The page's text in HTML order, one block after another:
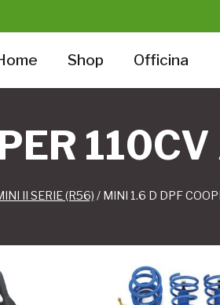
Shop Officina
II SERIE (R56) / MINI 1.6 D DPF